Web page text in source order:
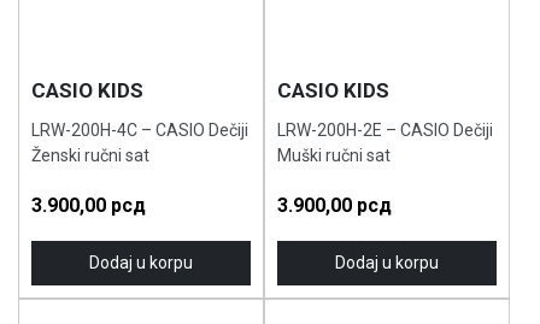
CASIO KIDS
LRW-200H-4C – CASIO Dečiji
Ženski ručni sat
3.900,00 рсд
Dodaj u korpu
CASIO KIDS
LRW-200H-2E – CASIO Dečiji
Muški ručni sat
3.900,00 рсд
Dodaj u korpu